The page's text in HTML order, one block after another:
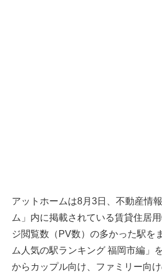
アットホームは8月3日、不動産情
ム」内に掲載されている賃貸住居
ジ閲覧数（PV数）の多かった駅を
ム人気の駅ランキング 福岡市編」
からカップル向け、ファミリー向